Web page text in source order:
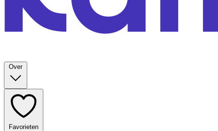
Over
Favorieten